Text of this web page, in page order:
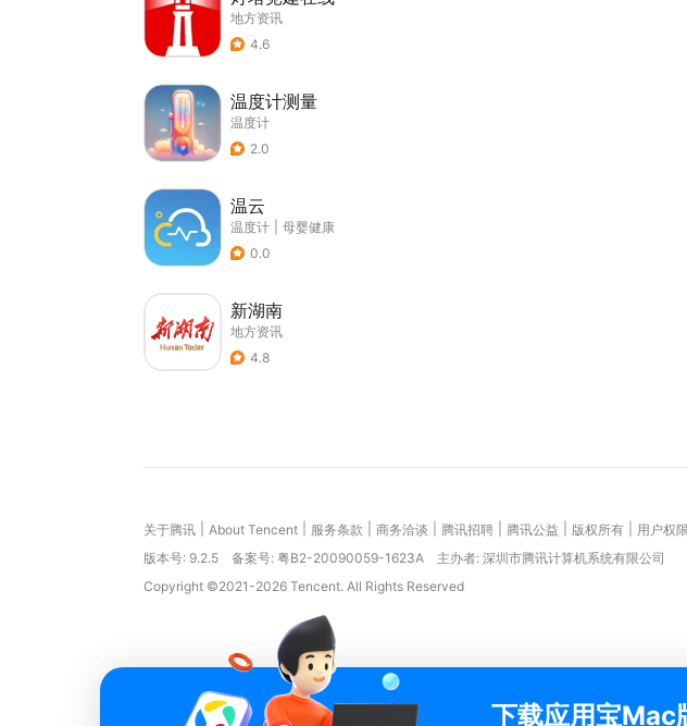
地方资讯
4.6
温度计测量
温度计
2.0
温云
温度计
母婴健康
0.0
新湖南
地方资讯
4.8
关于腾讯 About Tencent 服务条款 商务洽谈 腾讯招聘 腾讯公益 版权所有 用户权限
版本号: 9.2.5 备案号: 粤B2-20090059-1623A
主办者: 深圳市腾讯计算机系统有限公司
Copyright ©2021-2026 Tencent. All Rights Reserved
下载应用宝Mac